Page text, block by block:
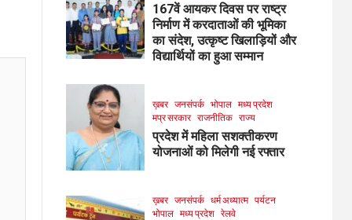
167वें आयकर दिवस पर राष्ट्र
निर्माण में करदाताओं की भूमिका
का संदेश, उत्कृष्ट खिलाड़ियों और
विद्यार्थियों का हुआ सम्मान
ख़बर जनसंपर्क भोपाल मध्य प्रदेश
मप्र सरकार राजनीतिक राज्य
प्रदेश में महिला सशक्तीकरण
योजनाओं को मिलेगी नई रफ्तार
ख़बर जनसंपर्क धर्म अध्यात्म पर्यटन
भोपाल मध्य प्रदेश रेलवे